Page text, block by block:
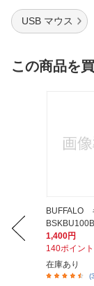
USB マウス
この商品を
BUFFALO
1,400円
140ポイント
在庫あり